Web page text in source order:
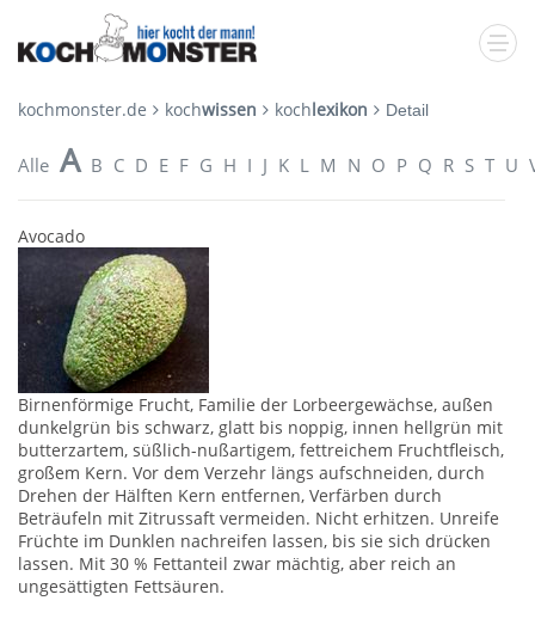
kochmonster.de kochwissen kochlexikon Detail
Alle A B C D E F G H I J K L M N O P Q R S T U
Avocado
Birnenförmige Frucht, Familie der Lorbeergewächse, außen
dunkelgrün bis schwarz, glatt bis noppig, innen hellgrün mit
butterzartem, süßlich-nußartigem, fettreichem Fruchtfleisch,
großem Kern. Vor dem Verzehr längs aufschneiden, durch
Drehen der Hälften Kern entfernen, Verfärben durch
Beträufeln mit Zitrussaft vermeiden. Nicht erhitzen. Unreife
Früchte im Dunklen nachreifen lassen, bis sie sich drücken
lassen. Mit 30 % Fettanteil zwar mächtig, aber reich an
ungesättigten Fettsäuren.